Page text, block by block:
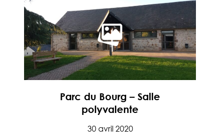
Parc du Bourg – Salle
polyvalente
Date de parution
30 avril 2020